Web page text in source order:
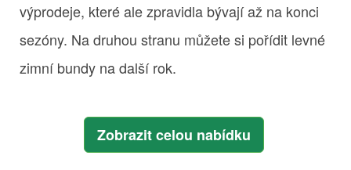
výprodeje, které ale zpravidla bývají až na konci
sezóny. Na druhou stranu můžete si pořídit levné
zimní bundy na další rok.
Zobrazit celou nabídku